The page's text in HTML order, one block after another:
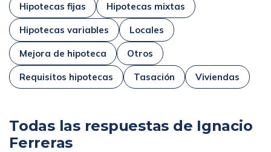
Hipotecas fijas Hipotecas mixtas
Hipotecas variables Locales
Mejora de hipoteca Otros
Requisitos hipotecas Tasación Viviendas
Todas las respuestas de Ignacio
Ferreras